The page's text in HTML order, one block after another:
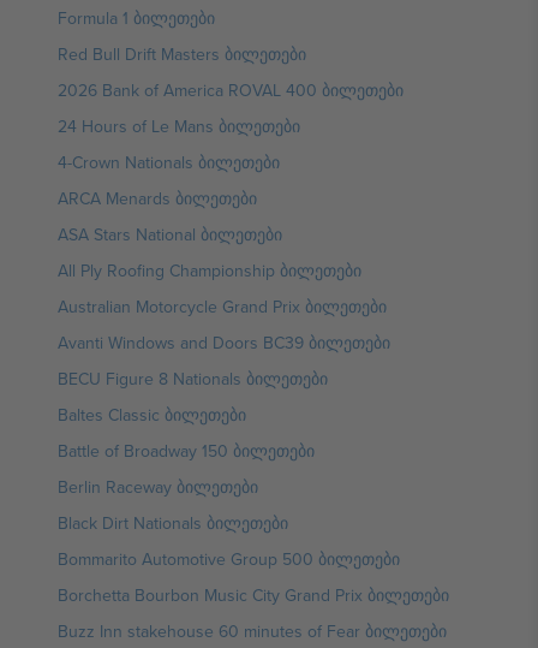
Formula 1 ბილეთები
Red Bull Drift Masters ბილეთები
2026 Bank of America ROVAL 400 ბილეთები
24 Hours of Le Mans ბილეთები
4-Crown Nationals ბილეთები
ARCA Menards ბილეთები
ASA Stars National ბილეთები
All Ply Roofing Championship ბილეთები
Australian Motorcycle Grand Prix ბილეთები
Avanti Windows and Doors BC39 ბილეთები
BECU Figure 8 Nationals ბილეთები
Baltes Classic ბილეთები
Battle of Broadway 150 ბილეთები
Berlin Raceway ბილეთები
Black Dirt Nationals ბილეთები
Bommarito Automotive Group 500 ბილეთები
Borchetta Bourbon Music City Grand Prix ბილეთები
Buzz Inn stakehouse 60 minutes of Fear ბილეთები